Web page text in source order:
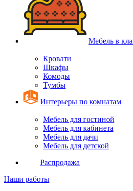
Мебель в
Кровати
Шкафы
Комоды
Тумбы
Интерьеры по комнатам
Мебель для гостиной
Мебель для кабинета
Мебель для дачи
Мебель для детской
Распродажа
Наши работы